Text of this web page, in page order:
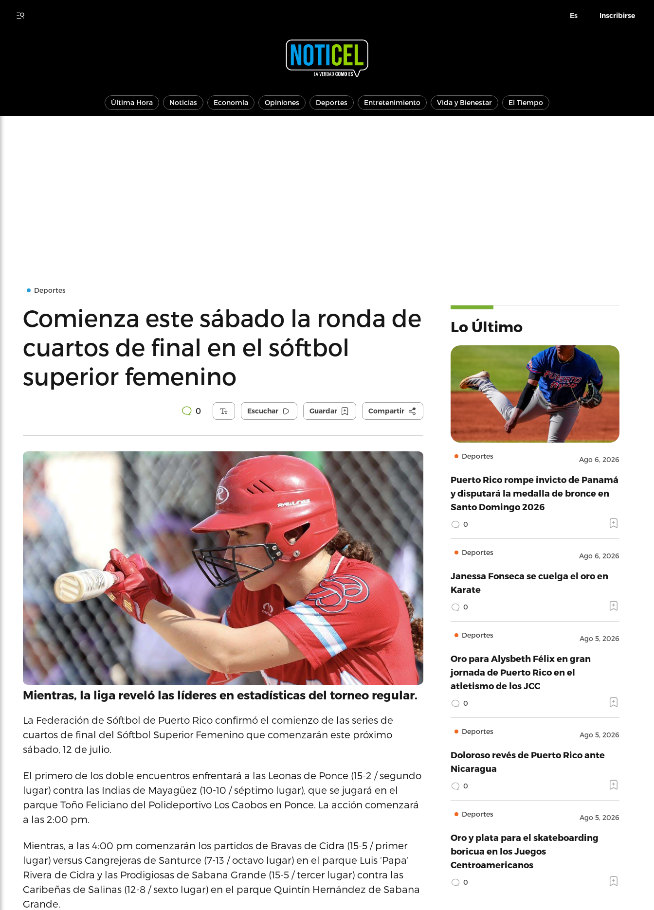
Es Inscribirse
Última Hora Noticias Economía Opiniones Deportes Entretenimiento Vida y Bienestar El Tiempo
Deportes
Comienza este sábado la ronda de
cuartos de final en el sóftbol
superior femenino
0 Escuchar Guardar Compartir
Mientras, la liga reveló las líderes en estadísticas del torneo regular.
La Federación de Sóftbol de Puerto Rico confirmó el comienzo de las series de
cuartos de final del Sóftbol Superior Femenino que comenzarán este próximo
sábado, 12 de julio.
El primero de los doble encuentros enfrentará a las Leonas de Ponce (15-2 / segundo
lugar) contra las Indias de Mayagüez (10-10 / séptimo lugar), que se jugará en el
parque Toño Feliciano del Polideportivo Los Caobos en Ponce. La acción comenzará
a las 2:00 pm.
Mientras, a las 4:00 pm comenzarán los partidos de Bravas de Cidra (15-5 / primer
lugar) versus Cangrejeras de Santurce (7-13 / octavo lugar) en el parque Luis ‘Papa’
Rivera de Cidra y las Prodigiosas de Sabana Grande (15-5 / tercer lugar) contra las
Caribeñas de Salinas (12-8 / sexto lugar) en el parque Quintín Hernández de Sabana
Grande.
Lo Último
Deportes Ago 6, 2026
Puerto Rico rompe invicto de Panamá
y disputará la medalla de bronce en
Santo Domingo 2026
0
Deportes Ago 6, 2026
Janessa Fonseca se cuelga el oro en
Karate
0
Deportes Ago 5, 2026
Oro para Alysbeth Félix en gran
jornada de Puerto Rico en el
atletismo de los JCC
0
Deportes Ago 5, 2026
Doloroso revés de Puerto Rico ante
Nicaragua
0
Deportes Ago 5, 2026
Oro y plata para el skateboarding
boricua en los Juegos
Centroamericanos
0